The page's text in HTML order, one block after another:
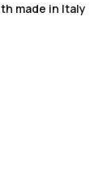
made in Italy